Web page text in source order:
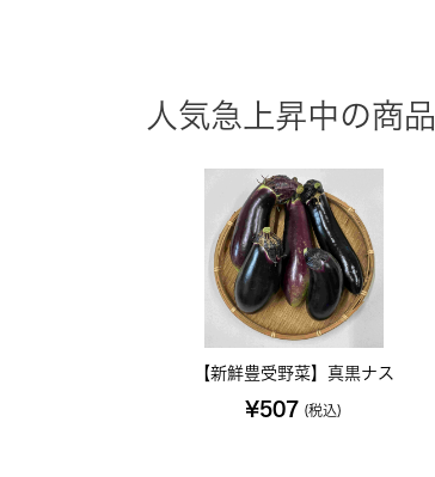
人気急上昇中の商品
【新鮮豊受野菜】真黒ナス
¥507 (税込)